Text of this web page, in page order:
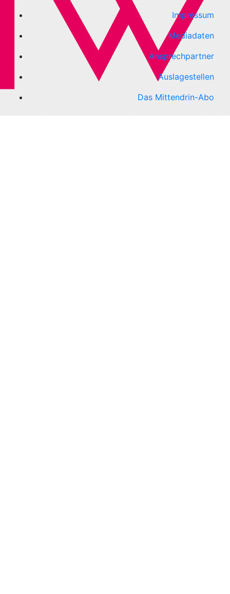
Impressum
Mediadaten
Ansprechpartner
Auslagestellen
Das Mittendrin-Abo